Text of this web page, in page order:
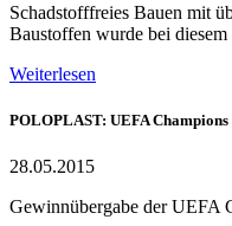
Schadstofffreies Bauen mit
Baustoffen wurde bei
Weiterlesen
POLOPLAST: UEFA Champions
28.05.2015
Gewinnübergabe der UEFA